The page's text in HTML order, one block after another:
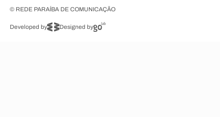
© REDE PARAÍBA DE COMUNICAÇÃO
Developed by Designed by